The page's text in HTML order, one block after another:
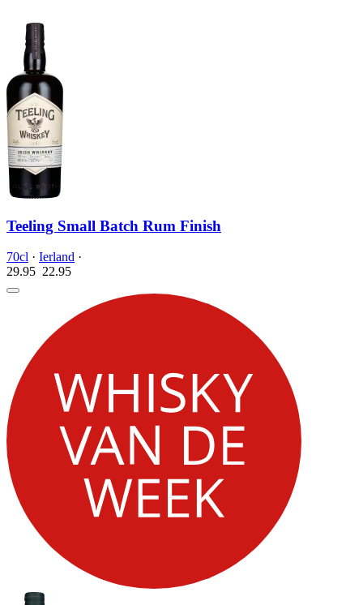
Teeling Small Batch Rum Finish
70cl · Ierland ·
29.95 22.95